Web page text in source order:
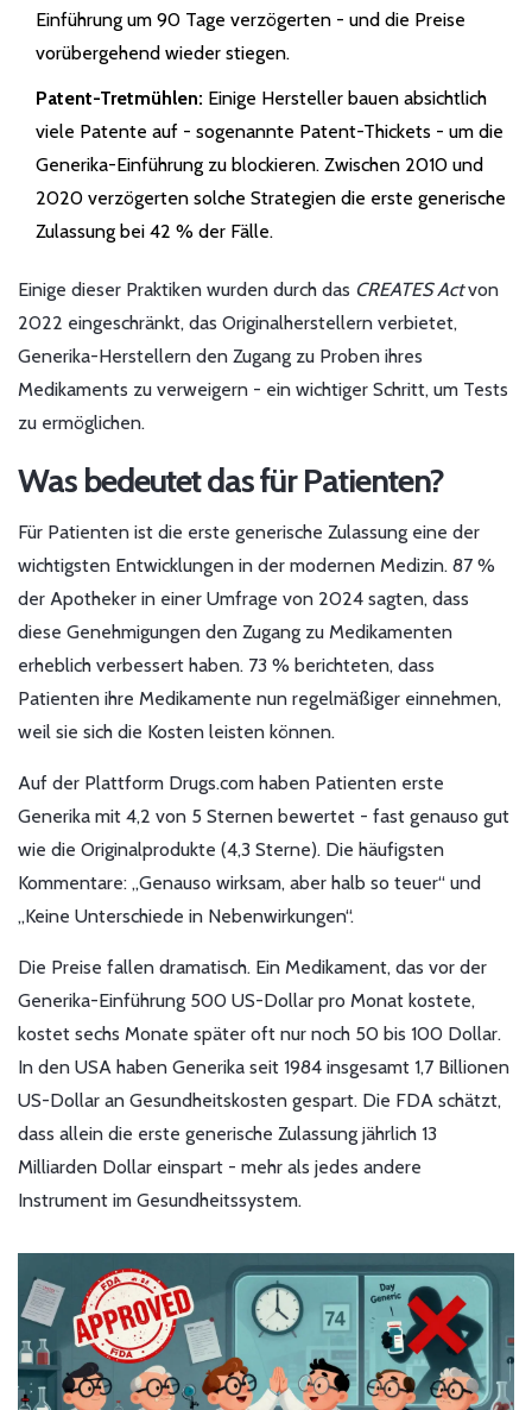
Einführung um 90 Tage verzögerten - und die Preise
vorübergehend wieder stiegen.
Patent-Tretmühlen: Einige Hersteller bauen absichtlich
viele Patente auf - sogenannte Patent-Thickets - um die
Generika-Einführung zu blockieren. Zwischen 2010 und
2020 verzögerten solche Strategien die erste generische
Zulassung bei 42 % der Fälle.
Einige dieser Praktiken wurden durch das CREATES Actvon
2022 eingeschränkt, das Originalherstellern verbietet,
Generika-Herstellern den Zugang zu Proben ihres
Medikaments zu verweigern - ein wichtiger Schritt, um Tests
zu ermöglichen.
Was bedeutet das für Patienten?
Für Patienten ist die erste generische Zulassung eine der
wichtigsten Entwicklungen in der modernen Medizin. 87 %
der Apotheker in einer Umfrage von 2024 sagten, dass
diese Genehmigungen den Zugang zu Medikamenten
erheblich verbessert haben. 73 % berichteten, dass
Patienten ihre Medikamente nun regelmäßiger einnehmen,
weil sie sich die Kosten leisten können.
Auf der Plattform Drugs.com haben Patienten erste
Generika mit 4,2 von 5 Sternen bewertet - fast genauso gut
wie die Originalprodukte (4,3 Sterne). Die häufigsten
Kommentare: „Genauso wirksam, aber halb so teuer“ und
„Keine Unterschiede in Nebenwirkungen“.
Die Preise fallen dramatisch. Ein Medikament, das vor der
Generika-Einführung 500 US-Dollar pro Monat kostete,
kostet sechs Monate später oft nur noch 50 bis 100 Dollar.
In den USA haben Generika seit 1984 insgesamt 1,7 Billionen
US-Dollar an Gesundheitskosten gespart. Die FDA schätzt,
dass allein die erste generische Zulassung jährlich 13
Milliarden Dollar einspart - mehr als jedes andere
Instrument im Gesundheitssystem.